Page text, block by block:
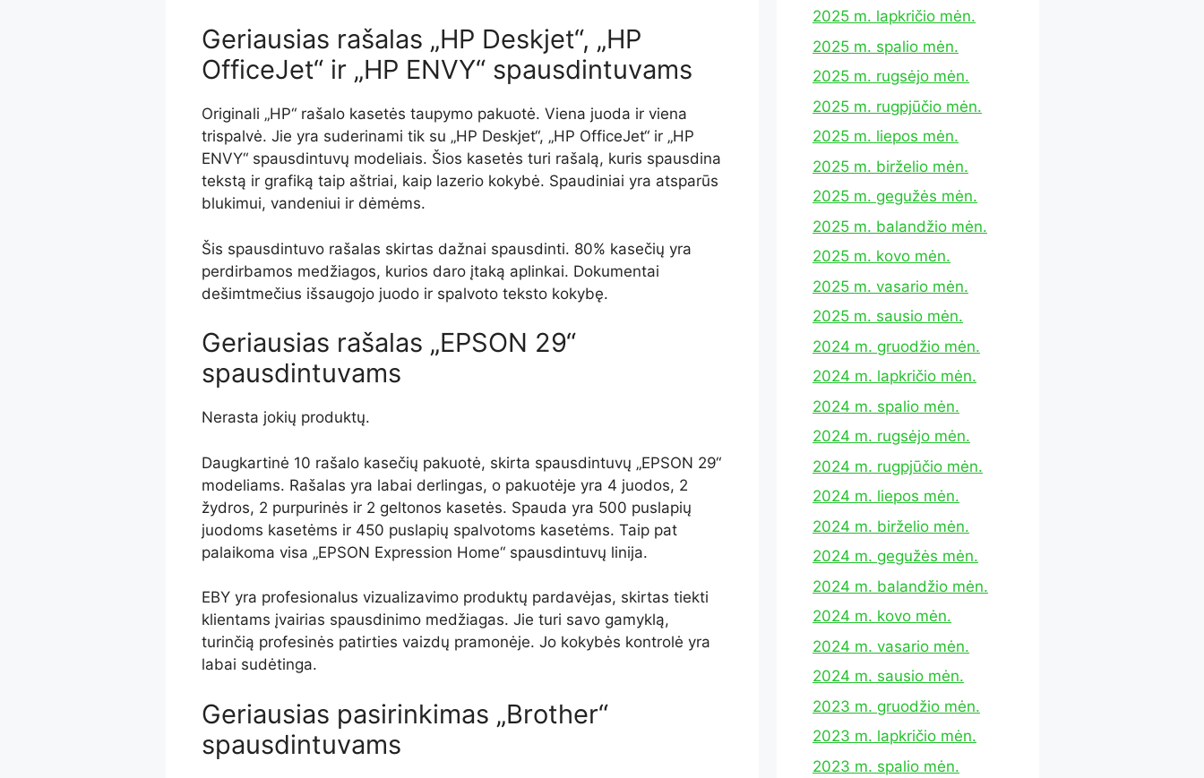
Geriausias rašalas „HP Deskjet“, „HP
OfficeJet“ ir „HP ENVY“ spausdintuvams
Originali „HP“ rašalo kasetės taupymo pakuotė. Viena juoda ir viena
trispalvė. Jie yra suderinami tik su „HP Deskjet“, „HP OfficeJet“ ir „HP
ENVY“ spausdintuvų modeliais. Šios kasetės turi rašalą, kuris spausdina
tekstą ir grafiką taip aštriai, kaip lazerio kokybė. Spaudiniai yra atsparūs
blukimui, vandeniui ir dėmėms.
Šis spausdintuvo rašalas skirtas dažnai spausdinti. 80% kasečių yra
perdirbamos medžiagos, kurios daro įtaką aplinkai. Dokumentai
dešimtmečius išsaugojo juodo ir spalvoto teksto kokybę.
Geriausias rašalas „EPSON 29“
spausdintuvams
Nerasta jokių produktų.
Daugkartinė 10 rašalo kasečių pakuotė, skirta spausdintuvų „EPSON 29“
modeliams. Rašalas yra labai derlingas, o pakuotėje yra 4 juodos, 2
žydros, 2 purpurinės ir 2 geltonos kasetės. Spauda yra 500 puslapių
juodoms kasetėms ir 450 puslapių spalvotoms kasetėms. Taip pat
palaikoma visa „EPSON Expression Home“ spausdintuvų linija.
EBY yra profesionalus vizualizavimo produktų pardavėjas, skirtas tiekti
klientams įvairias spausdinimo medžiagas. Jie turi savo gamyklą,
turinčią profesinės patirties vaizdų pramonėje. Jo kokybės kontrolė yra
labai sudėtinga.
Geriausias pasirinkimas „Brother“
spausdintuvams
2025 m. lapkričio mėn.
2025 m. spalio mėn.
2025 m. rugsėjo mėn.
2025 m. rugpjūčio mėn.
2025 m. liepos mėn.
2025 m. birželio mėn.
2025 m. gegužės mėn.
2025 m. balandžio mėn.
2025 m. kovo mėn.
2025 m. vasario mėn.
2025 m. sausio mėn.
2024 m. gruodžio mėn.
2024 m. lapkričio mėn.
2024 m. spalio mėn.
2024 m. rugsėjo mėn.
2024 m. rugpjūčio mėn.
2024 m. liepos mėn.
2024 m. birželio mėn.
2024 m. gegužės mėn.
2024 m. balandžio mėn.
2024 m. kovo mėn.
2024 m. vasario mėn.
2024 m. sausio mėn.
2023 m. gruodžio mėn.
2023 m. lapkričio mėn.
2023 m. spalio mėn.